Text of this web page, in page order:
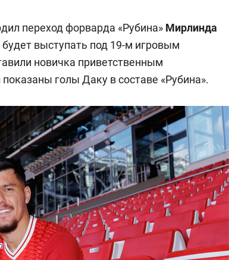
переход форварда «Рубина» Мирлинда
выступать под 19-м игровым
новичка приветственным
голы Даку в составе «Рубина».